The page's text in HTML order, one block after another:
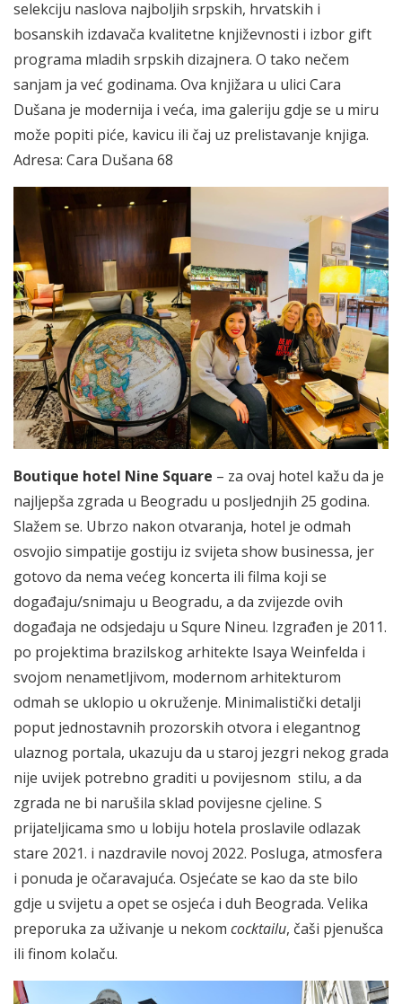
selekciju naslova najboljih srpskih, hrvatskih i
bosanskih izdavača kvalitetne književnosti i izbor gift
programa mladih srpskih dizajnera. O tako nečem
sanjam ja već godinama. Ova knjižara u ulici Cara
Dušana je modernija i veća, ima galeriju gdje se u miru
može popiti piće, kavicu ili čaj uz prelistavanje knjiga.
Adresa: Cara Dušana 68
Boutique hotel Nine Square – za ovaj hotel kažu da je
najljepša zgrada u Beogradu u posljednjih 25 godina.
Slažem se. Ubrzo nakon otvaranja, hotel je odmah
osvojio simpatije gostiju iz svijeta show businessa, jer
gotovo da nema većeg koncerta ili filma koji se
događaju/snimaju u Beogradu, a da zvijezde ovih
događaja ne odsjedaju u Squre Nineu. Izgrađen je 2011.
po projektima brazilskog arhitekte Isaya Weinfelda i
svojom nenametljivom, modernom arhitekturom
odmah se uklopio u okruženje. Minimalistički detalji
poput jednostavnih prozorskih otvora i elegantnog
ulaznog portala, ukazuju da u staroj jezgri nekog grada
nije uvijek potrebno graditi u povijesnom stilu, a da
zgrada ne bi narušila sklad povijesne cjeline. S
prijateljicama smo u lobiju hotela proslavile odlazak
stare 2021. i nazdravile novoj 2022. Posluga, atmosfera
i ponuda je očaravajuća. Osjećate se kao da ste bilo
gdje u svijetu a opet se osjeća i duh Beograda. Velika
preporuka za uživanje u nekom cocktailu, čaši pjenušca
ili finom kolaču.